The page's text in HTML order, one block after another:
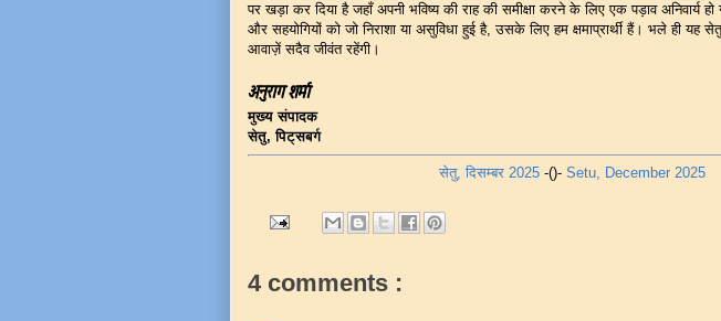
पर खड़ा कर दिया है जहाँ अपनी भविष्य की राह की समीक्षा करने के लिए एक पड़ाव अनिवार्य
और सहयोगियों को जो निराशा या असुविधा हुई है, उसके लिए हम क्षमाप्रार्थी हैं। भले ही यह
आवाज़ें सदैव जीवंत रहेंगी।
अनुराग शर्मा
मुख्य संपादक
सेतु, पिट्सबर्ग
सेतु, दिसम्बर 2025-()- Setu, December 2025
4 comments :